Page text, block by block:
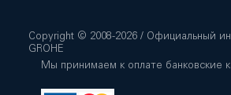
Copyright © 2008-2026 / Официальный
GROHE
Мы принимаем к оплате банковские